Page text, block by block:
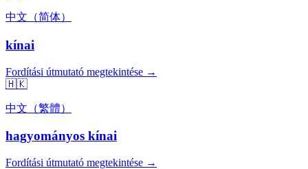
中文（简体）
kínai
Fordítási útmutató megtekintése →
🇭🇰
中文（繁體）
hagyományos kínai
Fordítási útmutató megtekintése →